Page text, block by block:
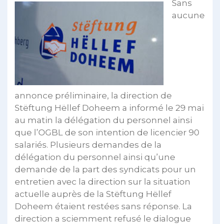
Sans
aucune
annonce préliminaire, la direction de
Stëftung Hëllef Doheem a informé le 29 mai
au matin la délégation du personnel ainsi
que l’OGBL de son intention de licencier 90
salariés. Plusieurs demandes de la
délégation du personnel ainsi qu’une
demande de la part des syndicats pour un
entretien avec la direction sur la situation
actuelle auprès de la Stëftung Hëllef
Doheem étaient restées sans réponse. La
direction a sciemment refusé le dialogue